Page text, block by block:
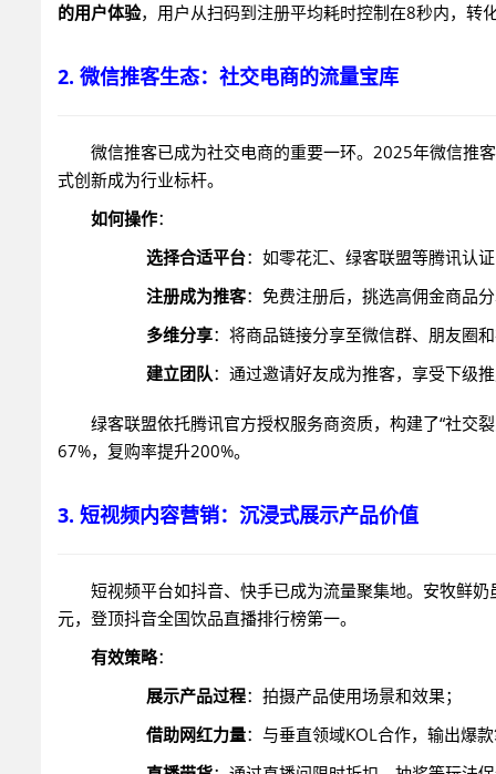
的用户体验，用户从扫码到注册平均耗时控制在8秒内，转
2. 微信推客生态：社交电商的流量宝库
微信推客已成为社交电商的重要一环。2025年微信推
式创新成为行业标杆。
如何操作：
选择合适平台：如零花汇、绿客联盟等腾讯认
注册成为推客：免费注册后，挑选高佣金商品
多维分享：将商品链接分享至微信群、朋友圈
建立团队：通过邀请好友成为推客，享受下级
绿客联盟依托腾讯官方授权服务商资质，构建了“社交
67%，复购率提升200%。
3. 短视频内容营销：沉浸式展示产品价值
短视频平台如抖音、快手已成为流量聚集地。安牧鲜
元，登顶抖音全国饮品直播排行榜第一。
有效策略：
展示产品过程：拍摄产品使用场景和效果；
借助网红力量：与垂直领域KOL合作，输出爆